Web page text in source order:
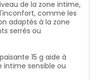
de la zone intime,
comme les
adaptés à la zone
serrés ou
15 g aide à
intime sensible ou